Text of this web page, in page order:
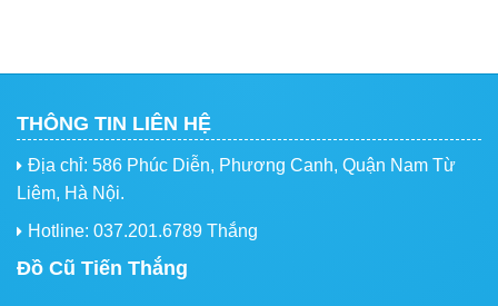
THÔNG TIN LIÊN HỆ
Địa chỉ: 586 Phúc Diễn, Phương Canh, Quận Nam Từ
Liêm, Hà Nội.
Hotline: 037.201.6789 Thắng
Đồ Cũ Tiến Thắng